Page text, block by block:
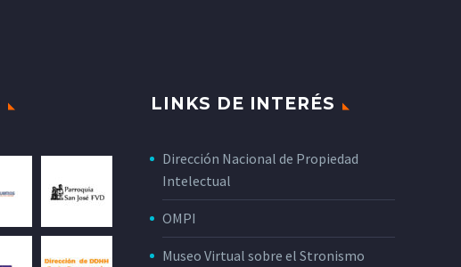
LINKS DE INTERÉS
Dirección Nacional de Propiedad
Intelectual
OMPI
Museo Virtual sobre el Stronismo